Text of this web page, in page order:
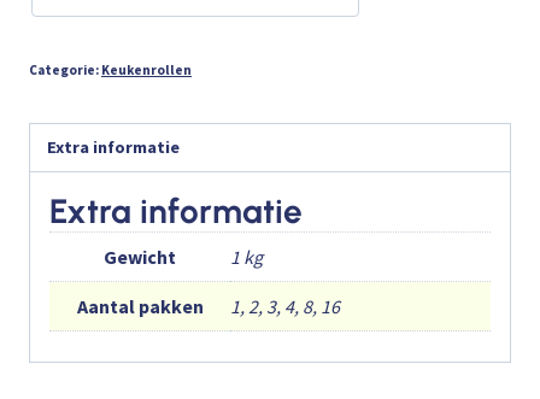
Categorie: Keukenrollen
Extra informatie
Extra informatie
Gewicht 1 kg
Aantal pakken 1, 2, 3, 4, 8, 16